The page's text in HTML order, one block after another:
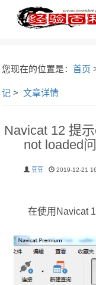
您现在的位置是：首页
记 >文章详情
Navicat 12 提
not loaded
豆豆 2019-12-21
在使用Navicat